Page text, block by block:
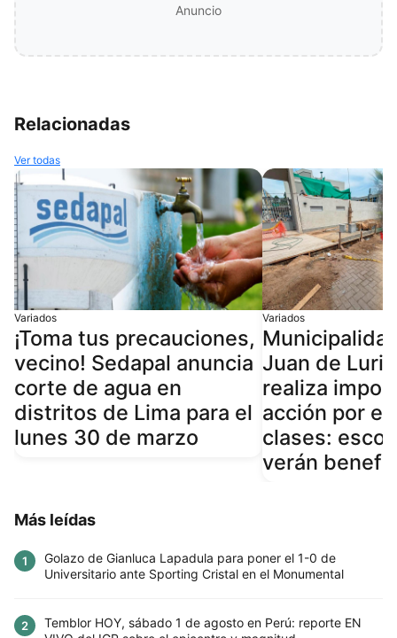
Anuncio
Relacionadas
Ver todas
Variados
¡Toma tus precauciones,
vecino! Sedapal anuncia
corte de agua en
distritos de Lima para el
lunes 30 de marzo
Variados
Juan de
realiza
acción por el
clases:
verán
Más leídas
1
Golazo de Gianluca Lapadula para poner el 1-0 de
Universitario ante Sporting Cristal en el Monumental
2
Temblor HOY, sábado 1 de agosto en Perú: reporte EN